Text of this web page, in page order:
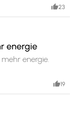
23
energie
energie.
19